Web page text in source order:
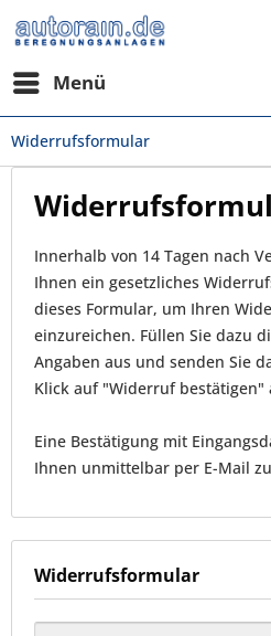
Menü
Widerrufsformular
Innerhalb von 14 Tagen nach
Ihnen ein gesetzliches
dieses Formular, um Ihren
einzureichen. Füllen Sie dazu
Angaben aus und senden Sie
Klick auf "Widerruf bestätigen"
Eine Bestätigung mit
Ihnen unmittelbar per E-Mail
Widerrufsformular